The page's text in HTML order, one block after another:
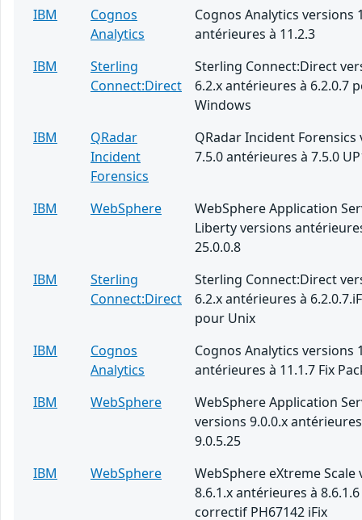
IBM
Cognos
Analytics
Cognos Analytics versions
antérieures à 11.2.3
IBM
Sterling
Connect:Direct
Sterling Connect:Direct
6.2.x antérieures à 6.2.0.7
Windows
IBM
QRadar
Incident
Forensics
QRadar Incident Forensics
7.5.0 antérieures à 7.5.0
IBM WebSphere
WebSphere Application
Liberty versions
25.0.0.8
IBM
Sterling
Connect:Direct
Sterling Connect:Direct
6.2.x antérieures à
pour Unix
IBM
Cognos
Analytics
Cognos Analytics versions
antérieures à 11.1.7 Fix
IBM
WebSphere
WebSphere Application
versions 9.0.0.x
9.0.5.25
IBM
WebSphere
WebSphere eXtreme Scale
8.6.1.x antérieures à
correctif PH67142 iFix